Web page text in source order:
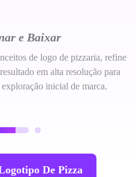
e Baixar
de logo de pizzaria, refine
em alta resolução para
inicial de marca.
De Pizza